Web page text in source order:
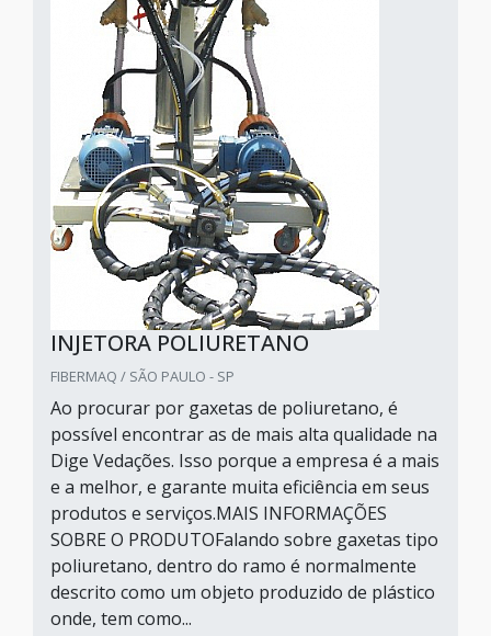
INJETORA POLIURETANO
FIBERMAQ / SÃO PAULO - SP
Ao procurar por gaxetas de poliuretano, é
possível encontrar as de mais alta qualidade na
Dige Vedações. Isso porque a empresa é a mais
e a melhor, e garante muita eficiência em seus
produtos e serviços.MAIS INFORMAÇÕES
SOBRE O PRODUTOFalando sobre gaxetas tipo
poliuretano, dentro do ramo é normalmente
descrito como um objeto produzido de plástico
onde, tem como...